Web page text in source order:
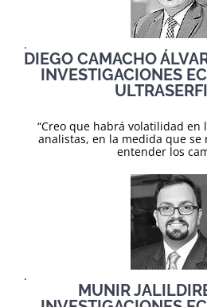
.
DIEGO CAMACHO
INVESTIGACIONES
“Creo que habrá volatilidad en
analistas, en la medida que
entender los
.
MUNIR